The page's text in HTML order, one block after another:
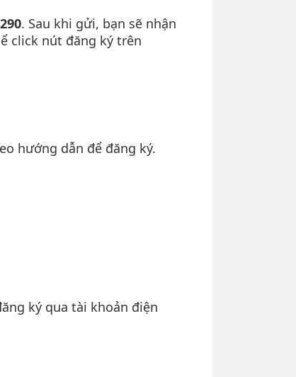
290. Sau khi gửi, bạn sẽ nhận
click nút đăng ký trên
hướng dẫn để đăng ký.
ký qua tài khoản điện